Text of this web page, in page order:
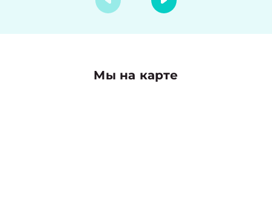
Мы на карте